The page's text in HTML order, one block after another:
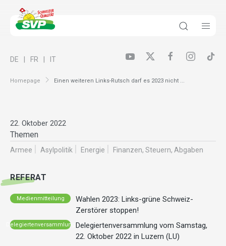
Homepage Einen weiteren Links-Rutsch darf es 2023 nicht ...
DE FR IT
22. Oktober 2022
Themen
Armee Asylpolitik Energie Finanzen, Steuern, Abgaben
REFERAT
Medienmitteilung
Wahlen 2023: Links-grüne Schweiz-
Zerstörer stoppen!
Delegiertenversammlung
Delegiertenversammlung vom Samstag,
22. Oktober 2022 in Luzern (LU)